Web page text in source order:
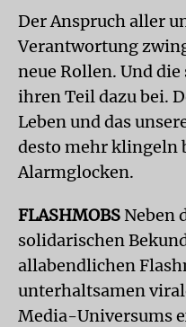
Der Anspruch aller
Verantwortung
neue Rollen. Und
ihren Teil dazu bei.
Leben und das
desto mehr klingeln
Alarmglocken.
FLASHMOBS Neben
solidarischen
allabendlichen
unterhaltsamen
Media-Universums